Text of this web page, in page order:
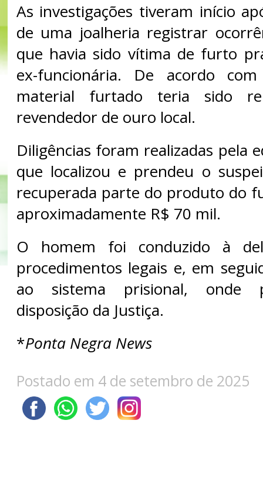
As investigações tiveram início
de uma joalheria registrar
que havia sido vítima de furto
ex-funcionária. De acordo
material furtado teria sido
revendedor de ouro local.
Diligências foram realizadas pela
que localizou e prendeu o
recuperada parte do produto do
aproximadamente R$ 70 mil.
O homem foi conduzido à
procedimentos legais e, em
ao sistema prisional, onde
disposição da Justiça.
*Ponta Negra News
Postado em 4 de setembro de 2025